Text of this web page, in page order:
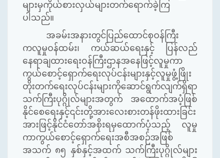
များမှကိုယ်စားလှယ်များတက်ရောက်ခဲ့ကြ
ပါသည်။
အခမ်းအနားတွင်ပြည်ထောင်စုဝန်ကြီး
ကလူမှုဝန်ထမ်း၊ ကယ်ဆယ်ရေးနှင့် ပြန်လည်
နေရာချထားရေးဝန်ကြီးဌာနအနေဖြင့်လူမှုကာ
ကွယ်စောင့်ရှောက်ရေးလုပ်ငန်းများနှင့်လူမှုဖွံ့ဖြိုး
တိုးတက်ရေးလုပ်ငန်းများကိုဆောင်ရွက်လျက်ရှိရာ
သက်ကြီးပုဂ္ဂိုလ်များအတွက် အထောက်အပံ့ဖြစ်
နိုင်စေရေးနှင့်၎င်းတို့အားလေးစားတန်ဖိုးထားခြင်း
အားဖြင့်နိုင်ငံ‌တော်အစိုးရမှထောက်ပံ့သည့် လူမှု
ကာကွယ်စောင့်ရှောက်ရေးအစီအစဉ်အဖြစ်
အသက် ၈၅ နှစ်နှင့်အထက် သက်ကြီးပုဂ္ဂိုလ်များ